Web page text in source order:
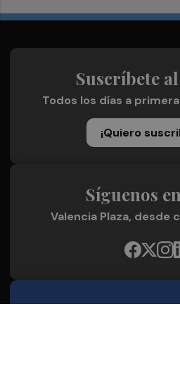
Suscríbete
Todos los días a
¡Quiero
Síguenos
Valencia Plaza, desde
Quienes